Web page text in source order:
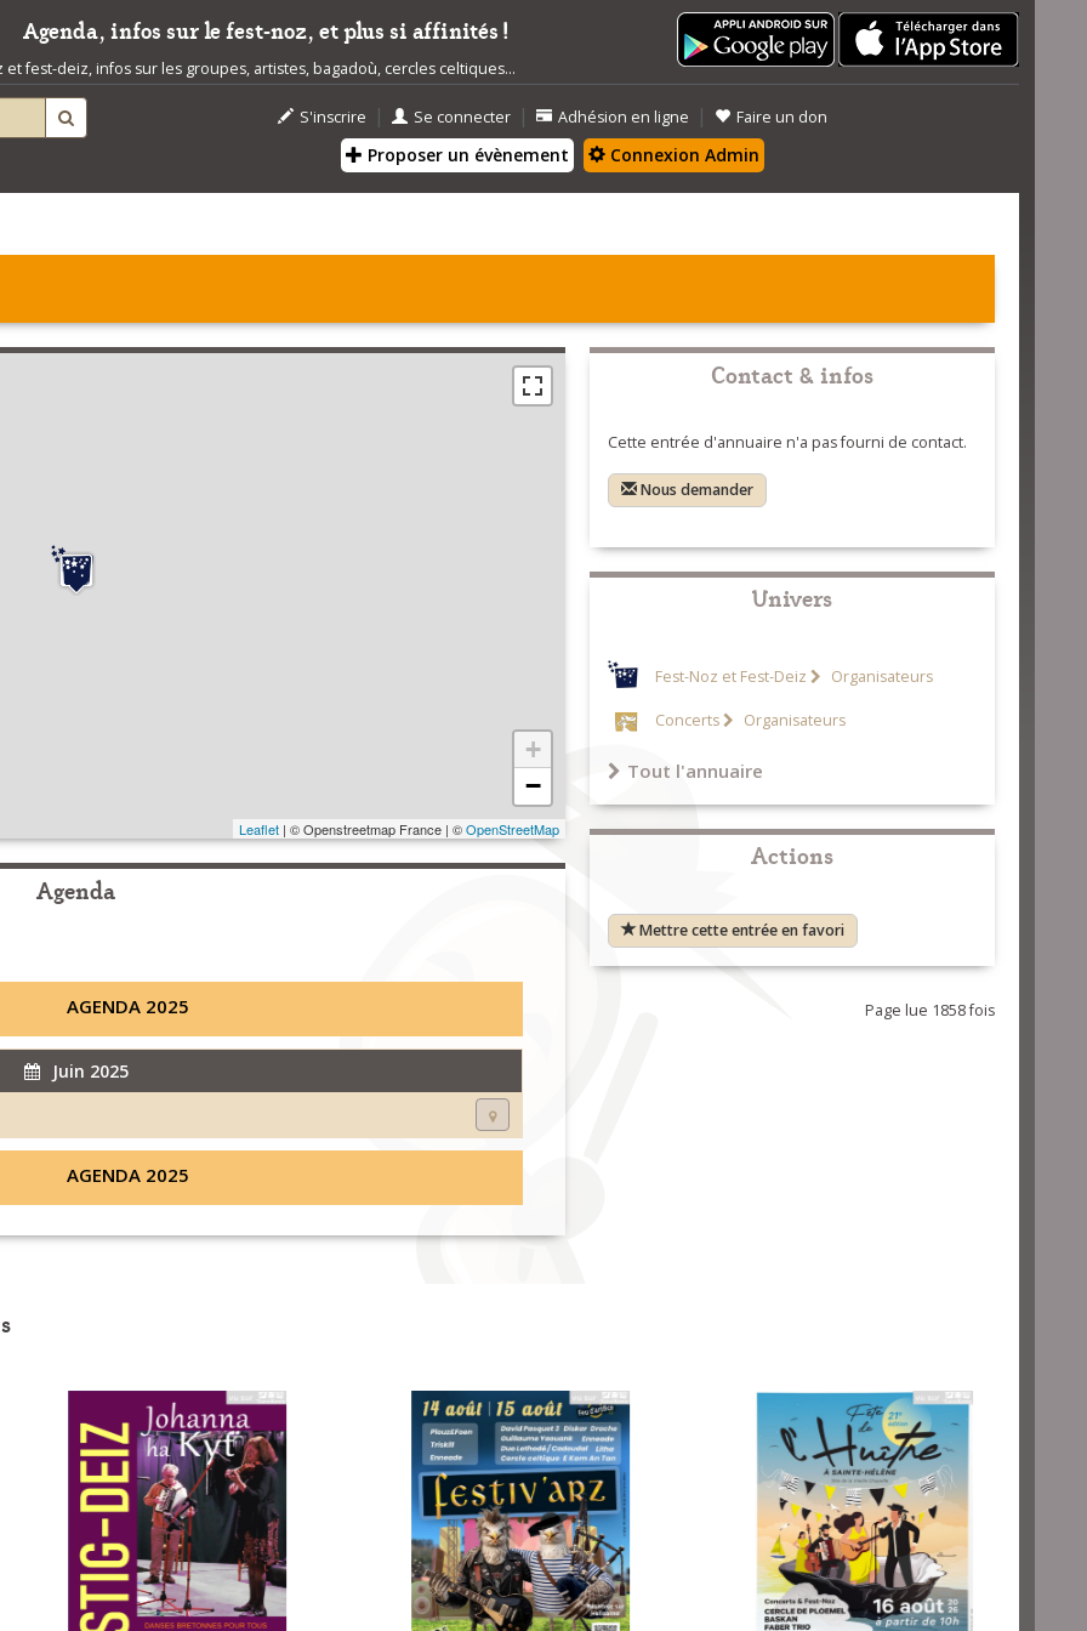
Agenda, infos sur le fest-noz, et plus si affinités !
fest-deiz, infos sur les groupes, artistes, bagadoù, cercles celtiques...
S'inscrire | Se connecter | Adhésion en ligne | Faire un don
Proposer un évènement Connexion Admin
+
−
Leaflet| © Openstreetmap France | ©OpenStreetMap
Agenda
AGENDA 2025
Juin 2025
AGENDA 2025
Contact & infos
Cette entrée d'annuaire n'a pas fourni de contact.
Nous demander
Univers
Fest-Noz et Fest-Deiz Organisateurs
Concerts Organisateurs
Tout l'annuaire
Actions
Mettre cette entrée en favori
Page lue 1858 fois